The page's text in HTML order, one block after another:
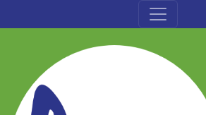
Премини към основното съдържание